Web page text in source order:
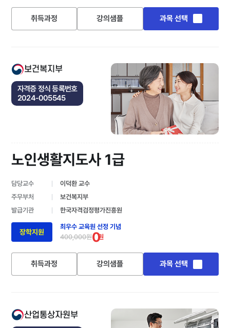
취득과정 강의샘플 과목 선택
보건복지부
자격증 정식 등록번호
2024-005545
노인생활지도사 1급
담당교수
이덕환 교수
주무부처
보건복지부
발급기관
한국자격검정평가진흥원
장학지원
최우수 교육원 선정 기념
400,000원0원
취득과정 강의샘플 과목 선택
산업통상자원부